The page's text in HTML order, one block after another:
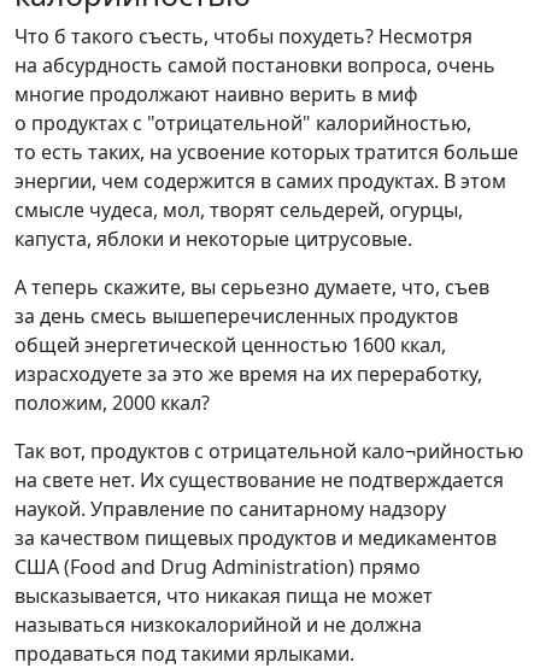
Что б такого съесть, чтобы похудеть? Несмотря
на абсурдность самой постановки вопроса, очень
многие продолжают наивно верить в миф
о продуктах с "отрицательной" калорийностью,
то есть таких, на усвоение которых тратится больше
энергии, чем содержится в самих продуктах. В этом
смысле чудеса, мол, творят сельдерей, огурцы,
капуста, яблоки и некоторые цитрусовые.
А теперь скажите, вы серьезно думаете, что, съев
за день смесь вышеперечисленных продуктов
общей энергетической ценностью 1600 ккал,
израсходуете за это же время на их переработку,
положим, 2000 ккал?
Так вот, продуктов с отрицательной кало¬рийностью
на свете нет. Их существование не подтверждается
наукой. Управление по санитарному надзору
за качеством пищевых продуктов и медикаментов
США (Food and Drug Administration) прямо
высказывается, что никакая пища не может
называться низкокалорийной и не должна
продаваться под такими ярлыками.